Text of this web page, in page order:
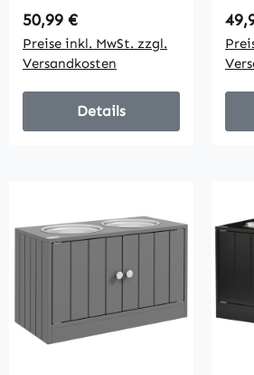
Edelstahlnäpfe,
Stauraum,
35,5x60x30 cm,
Grau
Regulärer Preis:
50,99 €
Preise inkl. MwSt. zzgl.
Versandkosten
Details